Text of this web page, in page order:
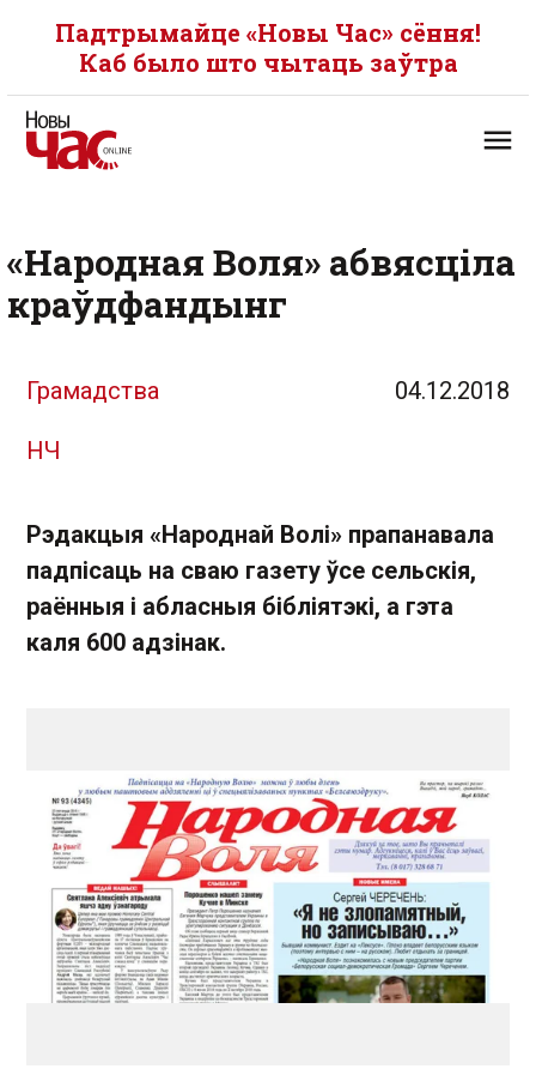
Падтрымайце «Новы Час» сёння!
Каб было што чытаць заўтра
«Народная Воля» абвясціла
краўдфандынг
Грамадства 04.12.2018
НЧ
Рэдакцыя «Народнай Волі» прапанавала
падпісаць на сваю газету ўсе сельскія,
раённыя і абласныя бібліятэкі, а гэта
каля 600 адзінак.